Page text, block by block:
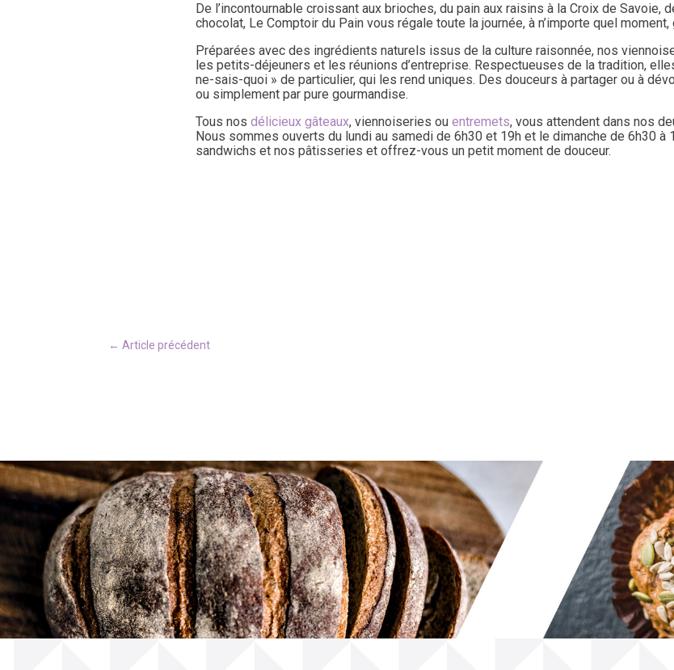
De l’incontournable croissant aux brioches, du pain aux raisins à la Croix de Savoie,
chocolat, Le Comptoir du Pain vous régale toute la journée, à n’importe quel
Préparées avec des ingrédients naturels issus de la culture raisonnée, nos
les petits-déjeuners et les réunions d’entreprise. Respectueuses de la tradition,
ne-sais-quoi » de particulier, qui les rend uniques. Des douceurs à partager ou à
ou simplement par pure gourmandise.
Tous nos délicieux gâteaux, viennoiseries ou entremets, vous attendent dans nos
Nous sommes ouverts du lundi au samedi de 6h30 et 19h et le dimanche de 6h30 à
sandwichs et nos pâtisseries et offrez-vous un petit moment de douceur.
←Article précédent